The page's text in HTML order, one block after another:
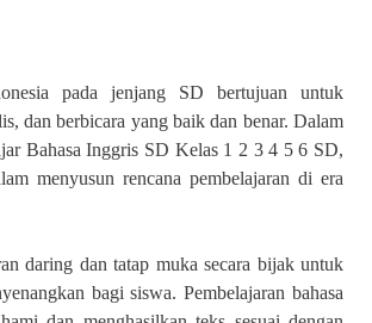
pada jenjang SD bertujuan untuk
dan berbicara yang baik dan benar. Dalam
Bahasa Inggris SD Kelas 1 2 3 4 5 6 SD,
menyusun rencana pembelajaran di era
daring dan tatap muka secara bijak untuk
bagi siswa. Pembelajaran bahasa